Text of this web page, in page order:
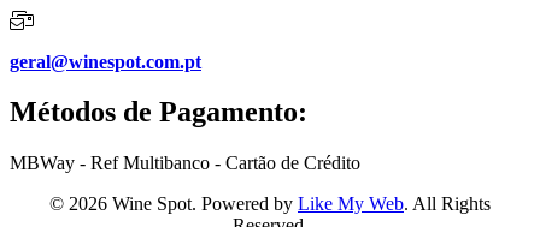
geral@winespot.com.pt
Métodos de Pagamento:
MBWay - Ref Multibanco - Cartão de Crédito
© 2026 Wine Spot. Powered by Like My Web. All Rights